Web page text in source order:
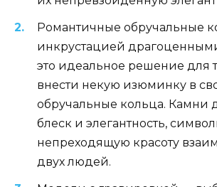
Романтичные обручальные
инкрустацией
это идеальное решение для
внести некую изюминку в
обручальные кольца. Камни
блеск и элегантность,
непреходящую красоту
двух людей.